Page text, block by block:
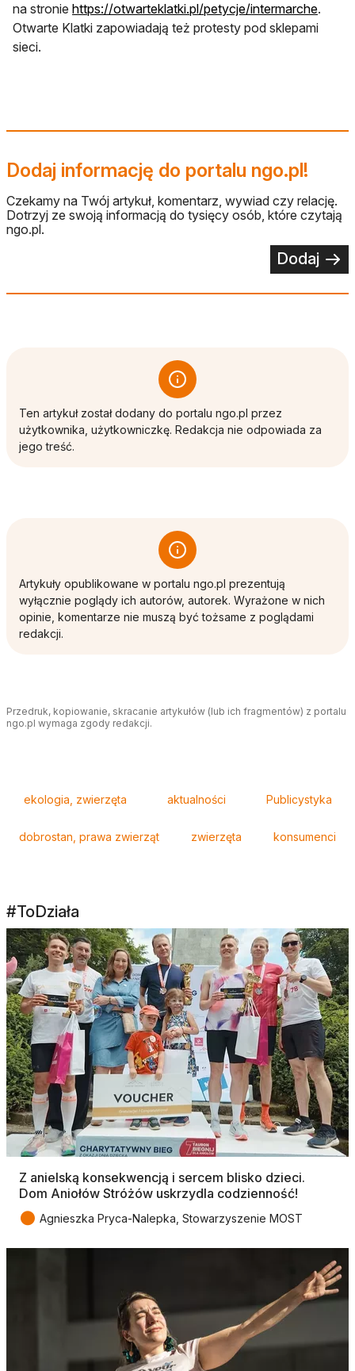
na stronie https://otwarteklatki.pl/petycje/intermarche.
Otwarte Klatki zapowiadają też protesty pod sklepami
sieci.
Dodaj informację do portalu ngo.pl!
Czekamy na Twój artykuł, komentarz, wywiad czy relację.
Dotrzyj ze swoją informacją do tysięcy osób, które czytają
ngo.pl.
Dodaj
Ten artykuł został dodany do portalu ngo.pl przez
użytkownika, użytkowniczkę. Redakcja nie odpowiada za
jego treść.
Artykuły opublikowane w portalu ngo.pl prezentują
wyłącznie poglądy ich autorów, autorek. Wyrażone w nich
opinie, komentarze nie muszą być tożsame z poglądami
redakcji.
Przedruk, kopiowanie, skracanie artykułów (lub ich fragmentów) z portalu
ngo.pl wymaga zgody redakcji.
ekologia, zwierzęta aktualności Publicystyka
dobrostan, prawa zwierząt zwierzęta konsumenci
#ToDziała
Z anielską konsekwencją i sercem blisko dzieci.
Dom Aniołów Stróżów uskrzydla codzienność!
● Agnieszka Pryca-Nalepka, Stowarzyszenie MOST